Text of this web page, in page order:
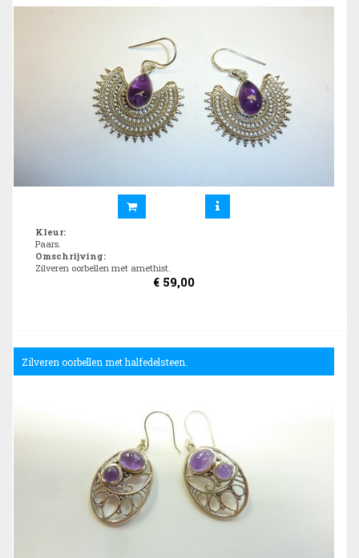
Kleur:
Paars.
Omschrijving:
Zilveren oorbellen met amethist.
€ 59,00
Zilveren oorbellen met halfedelsteen.